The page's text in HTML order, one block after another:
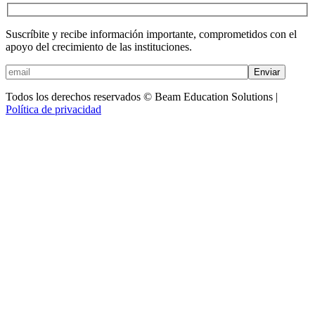
Suscríbite y recibe información importante, comprometidos con el
apoyo del crecimiento de las instituciones.
Enviar
Todos los derechos reservados © Beam Education Solutions |
Política de privacidad